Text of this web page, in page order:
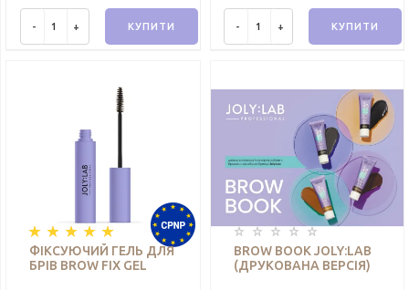
- + КУПИТИ - + КУПИТИ
ФІКСУЮЧИЙ ГЕЛЬ ДЛЯ
БРІВ BROW FIX GEL
BROW BOOK JOLY:LAB
(ДРУКОВАНА ВЕРСІЯ)